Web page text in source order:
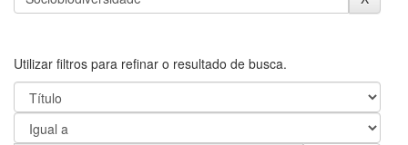
Utilizar filtros para refinar o resultado de busca.